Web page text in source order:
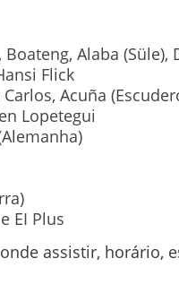
Boateng, Alaba
Flick
Acuña
Lopetegui
EI Plus
assistir, horário,